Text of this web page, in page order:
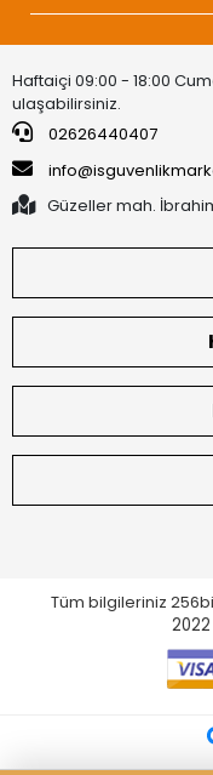
Haftaiçi 09:00 - 18:00
ulaşabilirsiniz.
02626440407
Güzeller mah.
Tüm bilgileriniz
2022